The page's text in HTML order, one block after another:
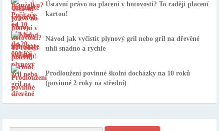
Ústavní právo na placení v hotovosti? To raději placení
kartou!
Návod jak vyčistit plynový gril nebo gril na dřevěné
uhlí snadno a rychle
Prodloužení povinné školní docházky na 10 roků
(povinné 2 roky na střední)